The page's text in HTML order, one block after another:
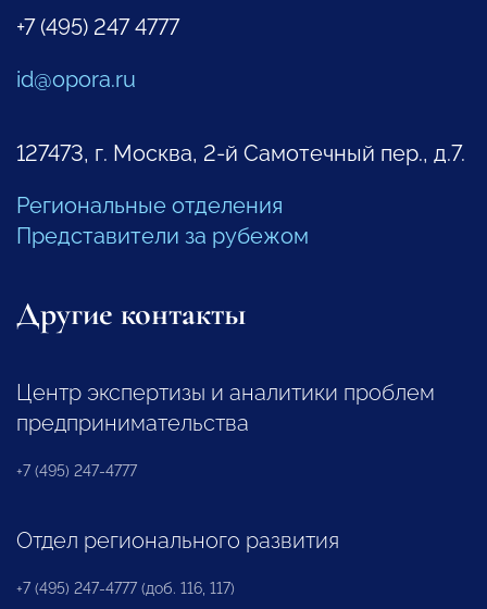
+7 (495) 247 4777
id@opora.ru
127473, г. Москва, 2-й Самотечный пер., д.7.
Региональные отделения
Представители за рубежом
Другие контакты
Центр экспертизы и аналитики проблем
предпринимательства
+7 (495) 247-4777
Отдел регионального развития
+7 (495) 247-4777 (доб. 116, 117)